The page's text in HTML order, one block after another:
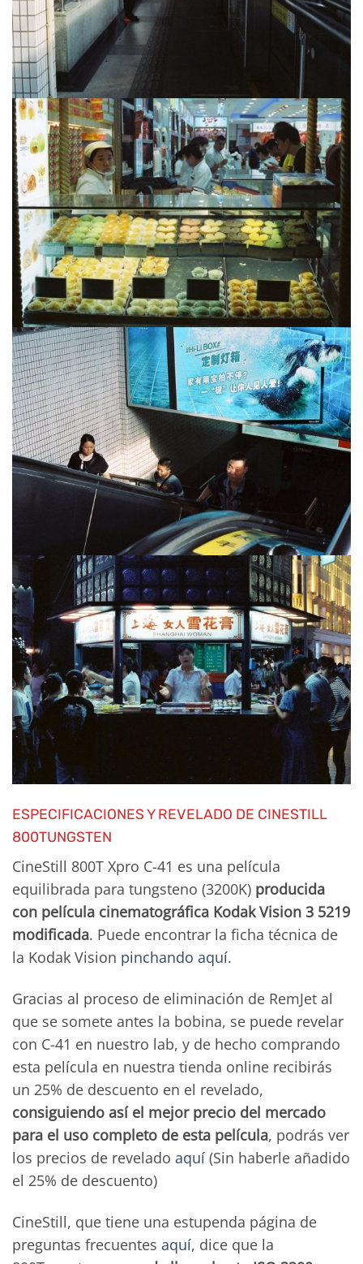
ESPECIFICACIONES Y REVELADO DE CINESTILL
800TUNGSTEN
CineStill 800T Xpro C-41 es una película
equilibrada para tungsteno (3200K) producida
con película cinematográfica Kodak Vision 3 5219
modificada. Puede encontrar la ficha técnica de
la Kodak Vision pinchando aquí.
Gracias al proceso de eliminación de RemJet al
que se somete antes la bobina, se puede revelar
con C-41 en nuestro lab, y de hecho comprando
esta película en nuestra tienda online recibirás
un 25% de descuento en el revelado,
consiguiendo así el mejor precio del mercado
para el uso completo de esta película, podrás ver
los precios de revelado aquí (Sin haberle añadido
el 25% de descuento)
CineStill, que tiene una estupenda página de
preguntas frecuentes aquí, dice que la